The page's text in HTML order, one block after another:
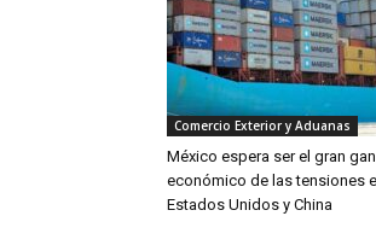
Comercio Exterior y Aduanas
México espera ser el gran
económico de las tensiones
Estados Unidos y China